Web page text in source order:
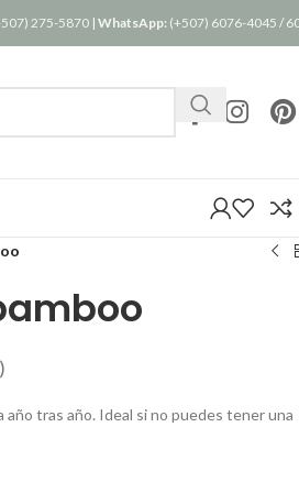
275-5870 | WhatsApp: (+507) 6076-4045 /
tras año. Ideal si no puedes tener una